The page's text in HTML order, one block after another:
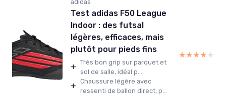
adidas
Test adidas F50 League
Indoor : des futsal
légères, efficaces, mais
plutôt pour pieds fins
+ Très bon grip sur parquet et
sol de salle, idéal p...
+ Chaussure légère avec
ressenti de ballon direct, p...
★★★★★
★★★★★